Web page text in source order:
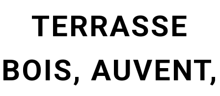
TERRASSE
BOIS, AUVENT,